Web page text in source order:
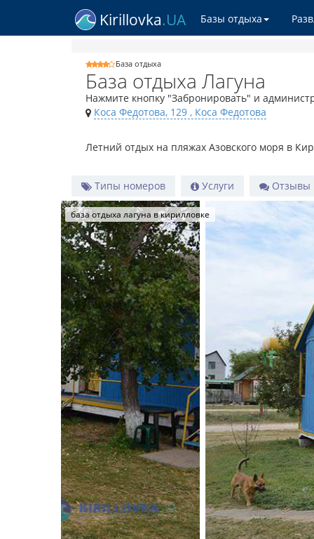
Kirillovka.UA Базы отдыха
База отдыха
База отдыха Лагуна
Нажмите кнопку "Забронировать" и
Коса Федотова, 129 , Коса Федотова
Летний отдых на пляжах Азовского моря в
Типы номеров Услуги Отзывы
база отдыха лагуна в кирилловке